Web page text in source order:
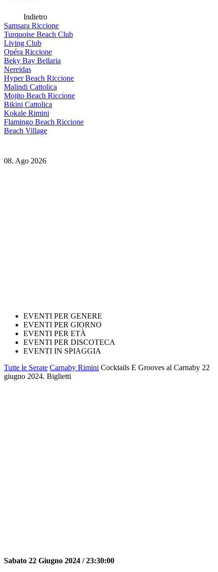
Indietro
Samsara Riccione
Turquoise Beach Club
Living Club
Opéra Riccione
Beky Bay Bellaria
Nereidas
Hyper Beach Riccione
Malindi Cattolica
Mojito Beach Riccione
Bikini Cattolica
Kokale Rimini
Flamingo Beach Riccione
Beach Village
08. Ago 2026
EVENTI PER GENERE
EVENTI PER GIORNO
EVENTI PER ETÀ
EVENTI PER DISCOTECA
EVENTI IN SPIAGGIA
Tutte le Serate Carnaby Rimini Cocktails E Grooves al Carnaby 22
giugno 2024. Biglietti
Sabato 22 Giugno 2024 /23:30:00